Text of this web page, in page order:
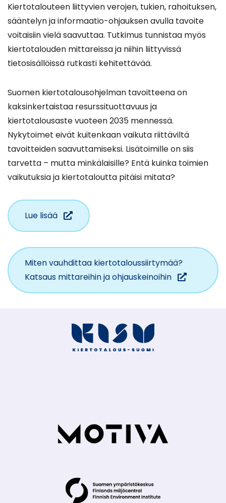
Kiertotalouteen liittyvien verojen, tukien, rahoituksen,
sääntelyn ja informaatio-ohjauksen avulla tavoite
voitaisiin vielä saavuttaa. Tutkimus tunnistaa myös
kiertotalouden mittareissa ja niihin liittyvissä
tietosisällöissä rutkasti kehitettävää.
Suomen kiertotalousohjelman tavoitteena on
kaksinkertaistaa resurssituottavuus ja
kiertotalousaste vuoteen 2035 mennessä.
Nykytoimet eivät kuitenkaan vaikuta riittäviltä
tavoitteiden saavuttamiseksi. Lisätoimille on siis
tarvetta – mutta minkälaisille? Entä kuinka toimien
vaikutuksia ja kiertotaloutta pitäisi mitata?
Lue lisää(siirryt
toiseen
Miten vauhdittaa kiertotaloussiirtymää?
Katsaus mittareihin ja ohjauskeinoihin(siirryt
toiseen